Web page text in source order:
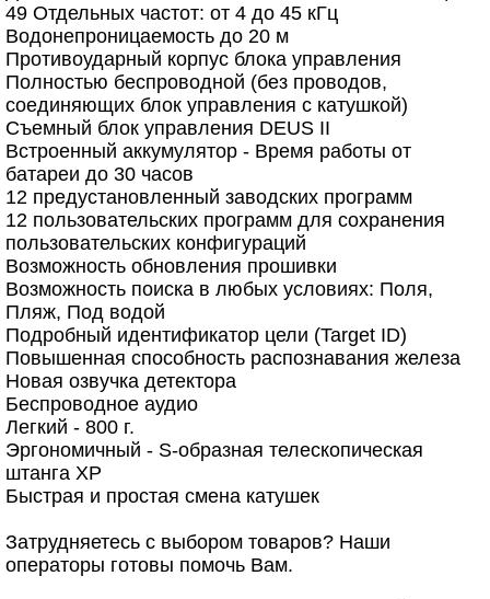
49 Отдельных частот: от 4 до 45 кГц
Водонепроницаемость до 20 м
Противоударный корпус блока управления
Полностью беспроводной (без проводов,
соединяющих блок управления с катушкой)
Съемный блок управления DEUS II
Встроенный аккумулятор - Время работы от
батареи до 30 часов
12 предустановленный заводских программ
12 пользовательских программ для сохранения
пользовательских конфигураций
Возможность обновления прошивки
Возможность поиска в любых условиях: Поля,
Пляж, Под водой
Подробный идентификатор цели (Target ID)
Повышенная способность распознавания железа
Новая озвучка детектора
Беспроводное аудио
Легкий - 800 г.
Эргономичный - S-образная телескопическая
штанга XP
Быстрая и простая смена катушек
Затрудняетесь с выбором товаров? Наши
операторы готовы помочь Вам.